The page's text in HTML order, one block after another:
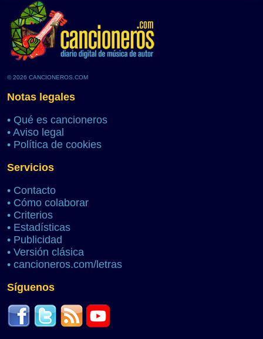
© 2026 CANCIONEROS.COM
Notas legales
• Qué es cancioneros
• Aviso legal
• Política de cookies
Servicios
• Contacto
• Cómo colaborar
• Criterios
• Estadísticas
• Publicidad
• Versión clásica
• cancioneros.com/letras
Síguenos